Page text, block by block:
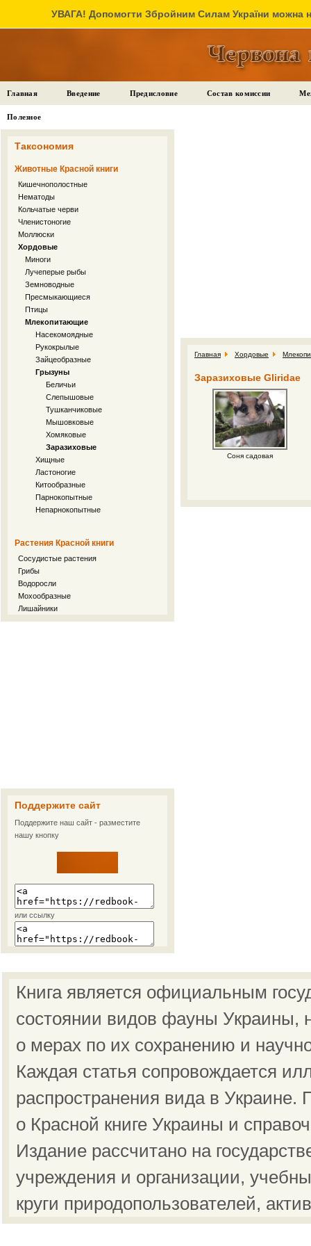
УВАГА! Допомогти Збройним Силам України можна
Главная Введение Предисловие Состав комиссии
Полезное
Таксономия
Животные Красной книги
Кишечнополостные
Нематоды
Кольчатые черви
Членистоногие
Моллюски
Хордовые
Миноги
Лучеперые рыбы
Земноводные
Пресмыкающиеся
Птицы
Млекопитающие
Насекомоядные
Рукокрылые
Зайцеобразные
Грызуны
Беличьи
Слепышовые
Тушканчиковые
Мышовковые
Хомяковые
Заразиховые
Хищные
Ластоногие
Китообразные
Парнокопытные
Непарнокопытные
Растения Красной книги
Сосудистые растения
Грибы
Водоросли
Мохообразные
Лишайники
Поддержите сайт
Поддержите наш сайт - разместите
нашу кнопку
или ссылку
Главная Хордовые
Заразиховые Gliridae
Соня садовая
Книга является официальным
состоянии видов фауны Украины,
о мерах по их сохранению и
Каждая статья сопровождается
распространения вида в
о Красной книге Украины и
Издание рассчитано на
учреждения и организации,
круги природопользователей,